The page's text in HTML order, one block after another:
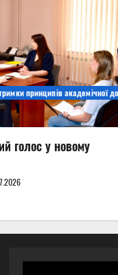
принципів академічної
голос у новому